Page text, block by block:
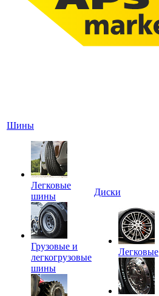
Шины
Легковые
шины
Грузовые и
легкогрузовые
шины
Диски
Легковые